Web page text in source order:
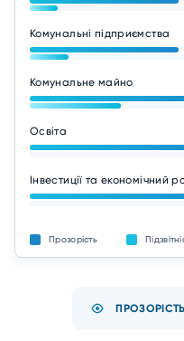
Комунальні підприємства
Комунальне майно
Освіта
Інвестиції та економічний
Прозорість
ПРОЗОРІСТЬ